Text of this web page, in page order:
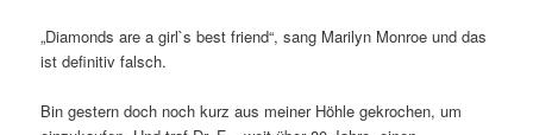
„Diamonds are a girl`s best friend“, sang Marilyn Monroe und das
ist definitiv falsch.
Bin gestern doch noch kurz aus meiner Höhle gekrochen, um